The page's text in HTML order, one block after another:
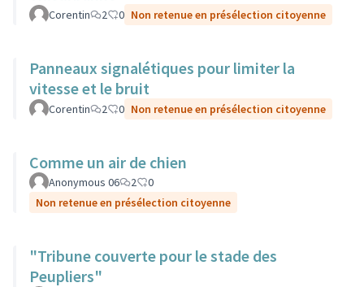
Corentin 2 0 Non retenue en présélection citoyenne
Panneaux signalétiques pour limiter la
vitesse et le bruit
Corentin 2 0 Non retenue en présélection citoyenne
Comme un air de chien
Anonymous 06 2
0
Non retenue en présélection citoyenne
"Tribune couverte pour le stade des
Peupliers"